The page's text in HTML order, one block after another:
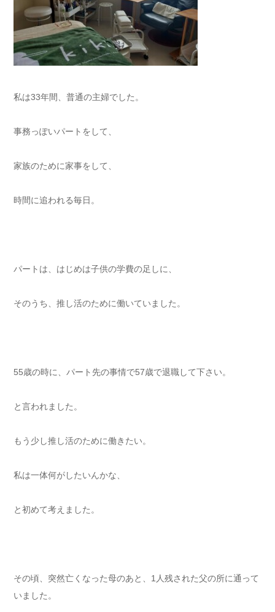
私は33年間、普通の主婦でした。⁡
事務っぽいパートをして、
家族のために家事をして、
時間に追われる毎日。⁡
パートは、はじめは子供の学費の足しに、
そのうち、推し活のために働いていました。⁡
55歳の時に、パート先の事情で57歳で退職して下さい。⁡
と言われました。
もう少し推し活のために働きたい。⁡
私は一体何がしたいんかな、
と初めて考えました。⁡
その頃、突然亡くなった母のあと、1人残された父の所に通って
いました。⁡